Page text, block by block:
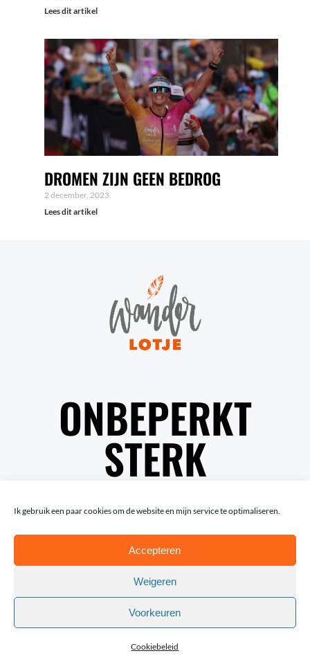
Ik gebruik een paar cookies om de website en mijn service te optimaliseren.
Accepteren
Weigeren
Voorkeuren
Cookiebeleid
Lees dit artikel
DROMEN ZIJN GEEN BEDROG
2 december, 2023
Lees dit artikel
ONBEPERKT
STERK
© Copyright Lotte van Trigt | Fotografie: Rob van